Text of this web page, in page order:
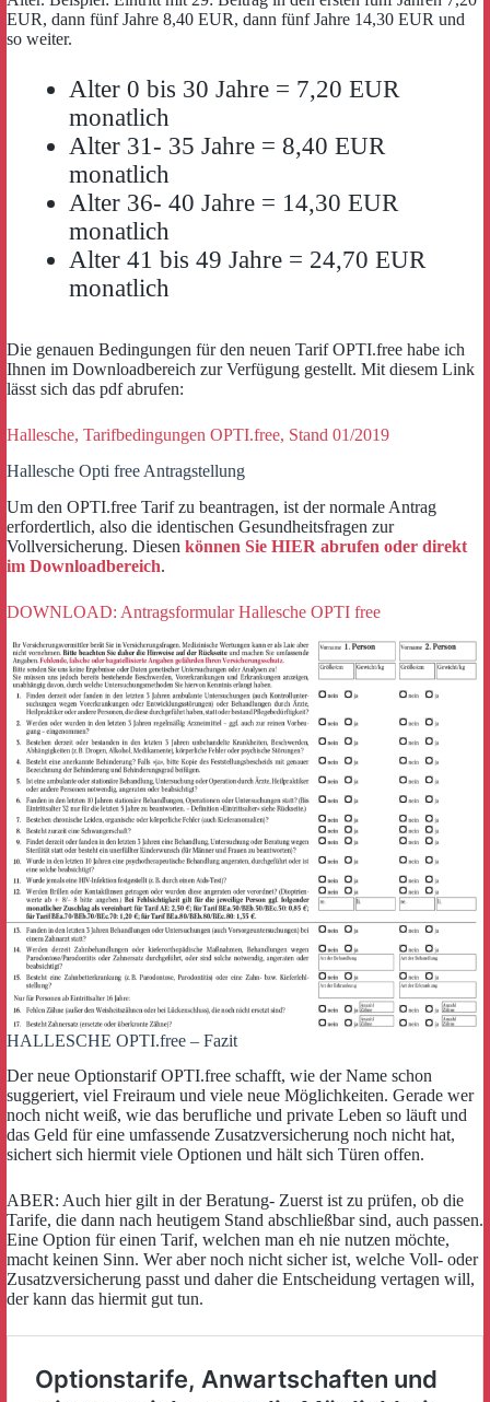
EUR, dann fünf Jahre 8,40 EUR, dann fünf Jahre 14,30 EUR und
so weiter.
Alter 0 bis 30 Jahre = 7,20 EUR
monatlich
Alter 31- 35 Jahre = 8,40 EUR
monatlich
Alter 36- 40 Jahre = 14,30 EUR
monatlich
Alter 41 bis 49 Jahre = 24,70 EUR
monatlich
Die genauen Bedingungen für den neuen Tarif OPTI.free habe ich
Ihnen im Downloadbereich zur Verfügung gestellt. Mit diesem Link
lässt sich das pdf abrufen:
Hallesche, Tarifbedingungen OPTI.free, Stand 01/2019
Hallesche Opti free Antragstellung
Um den OPTI.free Tarif zu beantragen, ist der normale Antrag
erfordertlich, also die identischen Gesundheitsfragen zur
Vollversicherung. Diesen können Sie HIER abrufen oder direkt
im Downloadbereich.
DOWNLOAD: Antragsformular Hallesche OPTI free
HALLESCHE OPTI.free – Fazit
Der neue Optionstarif OPTI.free schafft, wie der Name schon
suggeriert, viel Freiraum und viele neue Möglichkeiten. Gerade wer
noch nicht weiß, wie das berufliche und private Leben so läuft und
das Geld für eine umfassende Zusatzversicherung noch nicht hat,
sichert sich hiermit viele Optionen und hält sich Türen offen.
ABER: Auch hier gilt in der Beratung- Zuerst ist zu prüfen, ob die
Tarife, die dann nach heutigem Stand abschließbar sind, auch passen.
Eine Option für einen Tarif, welchen man eh nie nutzen möchte,
macht keinen Sinn. Wer aber noch nicht sicher ist, welche Voll- oder
Zusatzversicherung passt und daher die Entscheidung vertagen will,
der kann das hiermit gut tun.